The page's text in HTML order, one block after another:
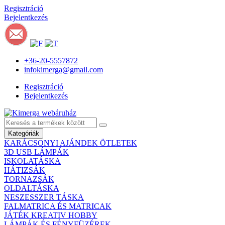
Regisztráció
Bejelentkezés
+36-20-5557872
infokimerga@gmail.com
Regisztráció
Bejelentkezés
Kategóriák
KARÁCSONYI AJÁNDEK ÖTLETEK
3D USB LÁMPÁK
ISKOLATÁSKA
HÁTIZSÁK
TORNAZSÁK
OLDALTÁSKA
NESZESSZER TÁSKA
FALMATRICA ÉS MATRICAK
JÁTÉK KREATIV HOBBY